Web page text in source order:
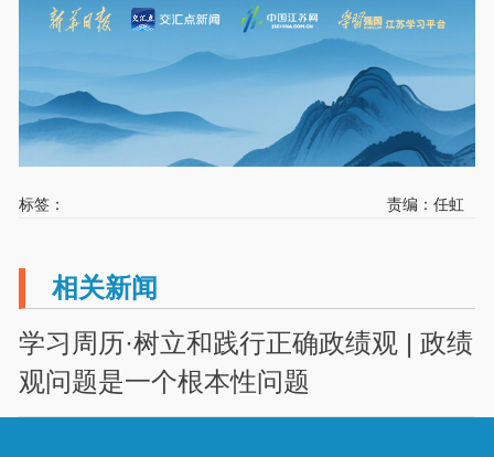
标签： 责编：任虹
相关新闻
学习周历·树立和践行正确政绩观 | 政绩
观问题是一个根本性问题